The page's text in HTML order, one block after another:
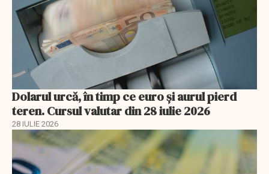
Dolarul urcă, în timp ce euro și aurul pierd
teren. Cursul valutar din 28 iulie 2026
28 IULIE 2026